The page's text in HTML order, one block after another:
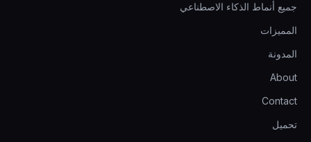
جميع أنماط الذكاء الاصطناعي
المميزات
المدونة
About
Contact
تحميل